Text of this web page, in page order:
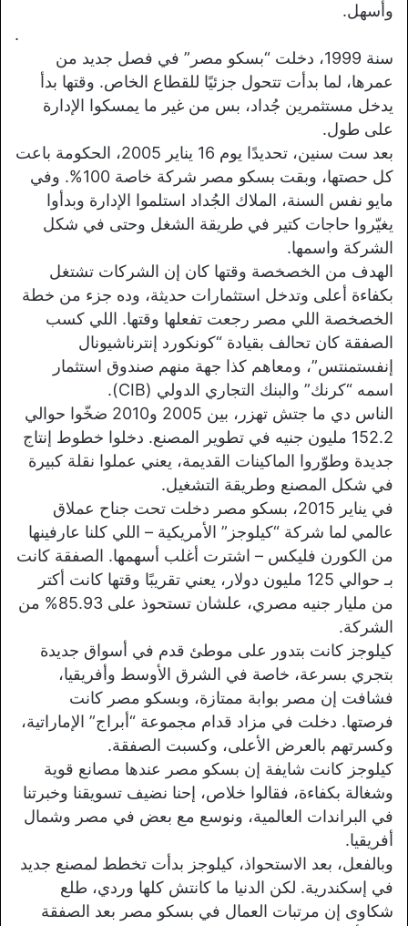
وأسهل.
.
سنة 1999، دخلت “بسكو مصر” في فصل جديد من
عمرها، لما بدأت تتحول جزئيًا للقطاع الخاص. وقتها بدأ
يدخل مستثمرين جُداد، بس من غير ما يمسكوا الإدارة
على طول.
بعد ست سنين، تحديدًا يوم 16 يناير 2005، الحكومة باعت
كل حصتها، وبقت بسكو مصر شركة خاصة 100%. وفي
مايو نفس السنة، الملاك الجُداد استلموا الإدارة وبدأوا
يغيّروا حاجات كتير في طريقة الشغل وحتى في شكل
الشركة واسمها.
الهدف من الخصخصة وقتها كان إن الشركات تشتغل
بكفاءة أعلى وتدخل استثمارات حديثة، وده جزء من خطة
الخصخصة اللي مصر رجعت تفعلها وقتها. اللي كسب
الصفقة كان تحالف بقيادة “كونكورد إنترناشيونال
إنفستمنتس”، ومعاهم كذا جهة منهم صندوق استثمار
اسمه “كرنك” والبنك التجاري الدولي (CIB).
الناس دي ما جتش تهزر، بين 2005 و2010 ضخّوا حوالي
152.2 مليون جنيه في تطوير المصنع. دخلوا خطوط إنتاج
جديدة وطوّروا الماكينات القديمة، يعني عملوا نقلة كبيرة
في شكل المصنع وطريقة التشغيل.
في يناير 2015، بسكو مصر دخلت تحت جناح عملاق
عالمي لما شركة “كيلوجز” الأمريكية – اللي كلنا عارفينها
من الكورن فليكس – اشترت أغلب أسهمها. الصفقة كانت
بـ حوالي 125 مليون دولار، يعني تقريبًا وقتها كانت أكتر
من مليار جنيه مصري، علشان تستحوذ على 85.93% من
الشركة.
كيلوجز كانت بتدور على موطئ قدم في أسواق جديدة
بتجري بسرعة، خاصة في الشرق الأوسط وأفريقيا،
فشافت إن مصر بوابة ممتازة، وبسكو مصر كانت
فرصتها. دخلت في مزاد قدام مجموعة “أبراج” الإماراتية،
وكسرتهم بالعرض الأعلى، وكسبت الصفقة.
كيلوجز كانت شايفة إن بسكو مصر عندها مصانع قوية
وشغالة بكفاءة، فقالوا خلاص، إحنا نضيف تسويقنا وخبرتنا
في البراندات العالمية، ونوسع مع بعض في مصر وشمال
أفريقيا.
وبالفعل، بعد الاستحواذ، كيلوجز بدأت تخطط لمصنع جديد
في إسكندرية. لكن الدنيا ما كانتش كلها وردي، طلع
شكاوى إن مرتبات العمال في بسكو مصر بعد الصفقة